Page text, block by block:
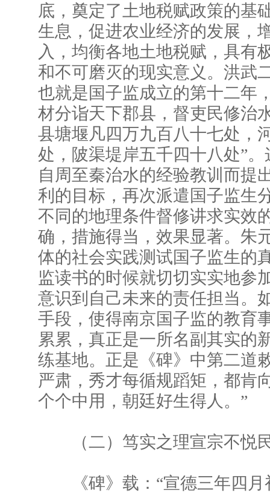
底，奠定了土地税赋政策的基
生息，促进农业经济的发展，
入，均衡各地土地税赋，具有
和不可磨灭的现实意义。洪武
也就是国子监成立的第十二年
材分诣天下郡县，督吏民修治
县塘堰凡四万九百八十七处，
处，陂渠堤岸五千四十八处”
自周至秦治水的经验教训而提
利的目标，再次派遣国子监生
不同的地理条件督修讲求实效
确，措施得当，效果显著。朱
体的社会实践测试国子监生的
监读书的时候就切切实实地参
意识到自己未来的责任担当。
手段，使得南京国子监的教育
累累，真正是一所名副其实的
练基地。正是《碑》中第二道
严肃，秀才每循规蹈矩，都肯
个个中用，朝廷好生得人。”
（二）笃实之理宣宗不悦
《碑》载：“宣德三年四月